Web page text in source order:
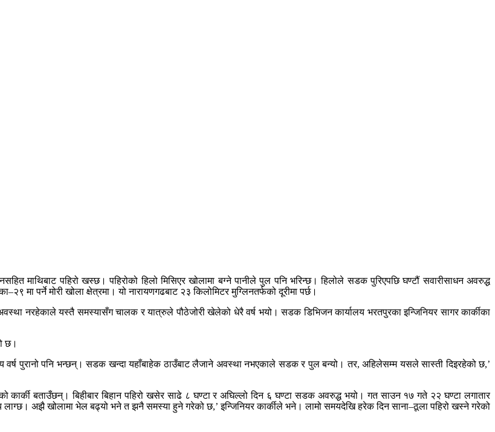
माथिबाट पहिरो खस्छ। पहिरोको हिलो मिसिएर खोलामा बग्ने पानीले पुल पनि भरिन्छ। हिलोले सडक पुरिएपछि घण्टौं सवारीसाधन अवरुद्ध
मा पर्ने मोरी खोला क्षेत्रमा। यो नारायणगढबाट २३ किलोमिटर मुग्लिनतर्फको दूरीमा पर्छ।
नरहेकाले यस्तै समस्यासँग चालक र यात्रुले पौठेजोरी खेलेको धेरै वर्ष भयो। सडक डिभिजन कार्यालय भरतपुरका इन्जिनियर सागर कार्कीका
छ।
वर्ष पुरानो पनि भन्छन्। सडक खन्दा यहाँबाहेक ठाउँबाट लैजाने अवस्था नभएकाले सडक र पुल बन्यो। तर, अहिलेसम्म यसले सास्ती दिइरहेको छ,’
कार्की बताउँछन्। बिहीबार बिहान पहिरो खसेर साढे ८ घण्टा र अघिल्लो दिन ६ घण्टा सडक अवरुद्ध भयो। गत साउन १७ गते २२ घण्टा लगातार
अझै खोलामा भेल बढ्यो भने त झनै समस्या हुने गरेको छ,’ इन्जिनियर कार्कीले भने। लामो समयदेखि हरेक दिन साना–ठूला पहिरो खस्ने गरेको